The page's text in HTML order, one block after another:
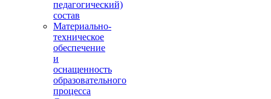
педагогический)
состав
Материально-
техническое
обеспечение
и
оснащенность
образовательного
процесса